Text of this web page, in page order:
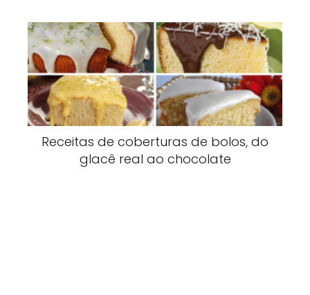
Receitas de coberturas de bolos, do
glacê real ao chocolate